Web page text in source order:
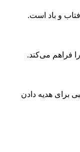
و باد است.
فراهم می‌کند.
برای هدیه دادن